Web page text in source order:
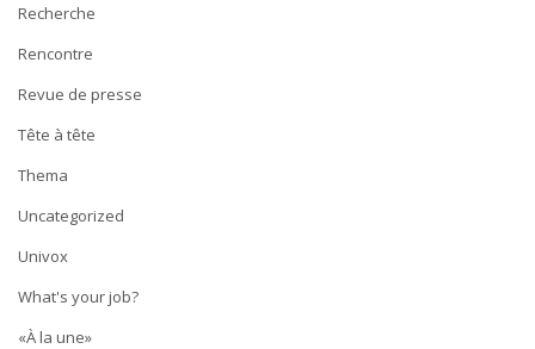
Recherche
Rencontre
Revue de presse
Tête à tête
Thema
Uncategorized
Univox
What's your job?
«À la une»